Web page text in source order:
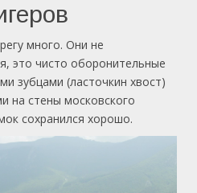
много. Они не
это чисто оборонительные
зубцами (ласточкин хвост)
на стены московского
сохранился хорошо.